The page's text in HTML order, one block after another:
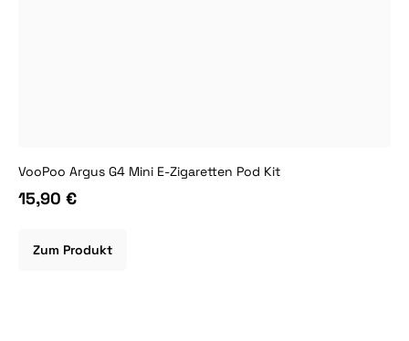
VooPoo Argus G4 Mini E-Zigaretten Pod Kit
15,90 €
Zum Produkt